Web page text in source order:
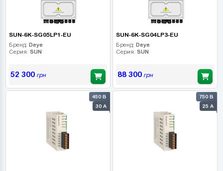
SUN-6K-SG05LP1-EU
Бренд: Deye
Серия: SUN
52 300грн
SUN-6K-SG04LP3-EU
Бренд: Deye
Серия: SUN
88 300грн
450 В
30 А
750 В
25 А